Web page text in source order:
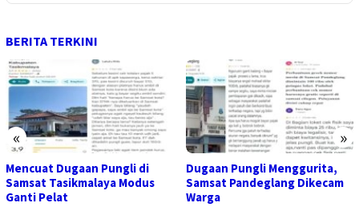
BERITA TERKINI
« »
Mencuat Dugaan Pungli di
Samsat Tasikmalaya Modus
Ganti Pelat
Dugaan Pungli Menggurita,
Samsat Pandeglang Dikecam
Warga